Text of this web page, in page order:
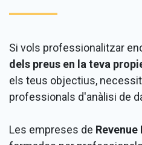
Si vols professionalitzar
dels preus en la teva
els teus objectius,
professionals d'anàlisi de
Les empreses de